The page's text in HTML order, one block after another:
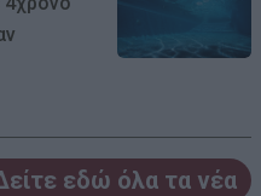
εδώ όλα τα νέα